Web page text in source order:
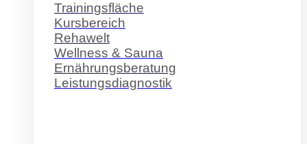
Trainingsfläche
Kursbereich
Rehawelt
Wellness & Sauna
Ernährungsberatung
Leistungsdiagnostik